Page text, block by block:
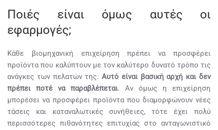
Ποιές είναι όμως αυτές οι
εφαρμογές;
Κάθε βιομηχανική επιχείρηση πρέπει να προσφέρει
προϊόντα που καλύπτουν με τον καλύτερο δυνατό τρόπο τις
ανάγκες των πελατών της.Αυτό είναι βασική αρχή και δεν
πρέπει ποτέ να παραβλέπεται. Αν όμως η επιχείρηση
μπορέσει να προσφέρει προϊόντα που διαμορφώνουν νέες
τάσεις και καταναλωτικές συνήθειες, τότε έχει πολύ
περισσότερες πιθανότητες επιτυχίας στο ανταγωνιστικό